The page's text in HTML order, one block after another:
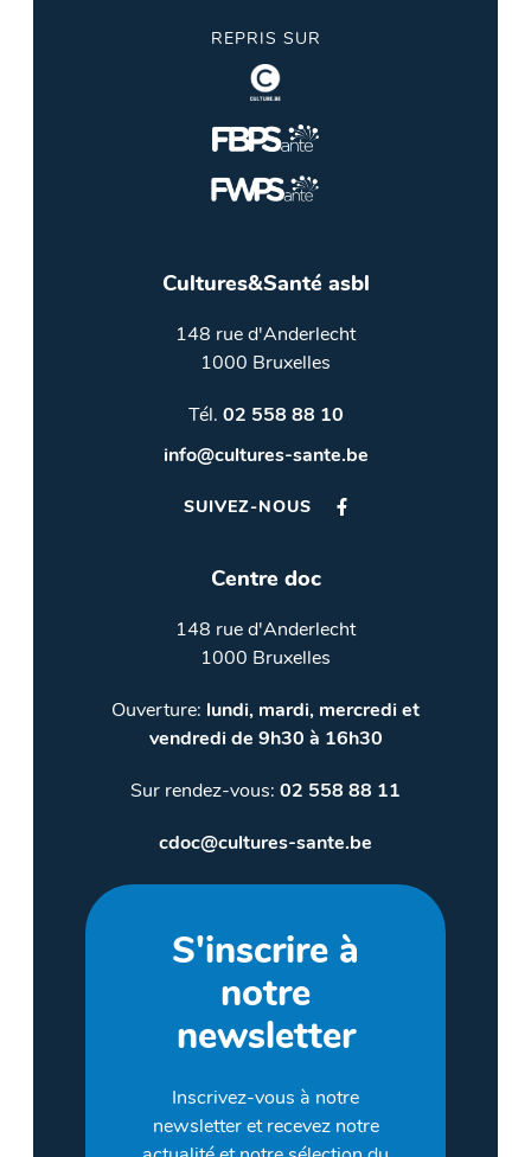
REPRIS SUR
Cultures&Santé asbl
148 rue d'Anderlecht
1000 Bruxelles
Tél. 02 558 88 10
info@cultures-sante.be
SUIVEZ-NOUS
Centre doc
148 rue d'Anderlecht
1000 Bruxelles
Ouverture: lundi, mardi, mercredi et
vendredi de 9h30 à 16h30
Sur rendez-vous: 02 558 88 11
cdoc@cultures-sante.be
S'inscrire à
notre
newsletter
Inscrivez-vous à notre
newsletter et recevez notre